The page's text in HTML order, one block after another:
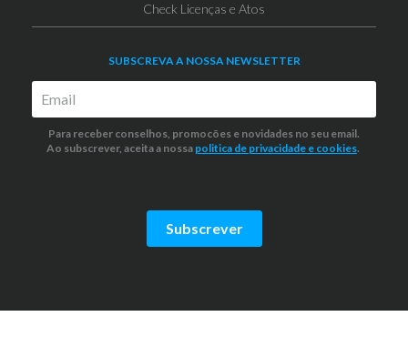
Check Licenças e Atos
SUBSCREVA A NOSSA NEWSLETTER
Para receber conselhos, promocões e novidades no seu email.
Ao subscrever, aceita a nossa politica de privacidade e cookies.
Subscrever